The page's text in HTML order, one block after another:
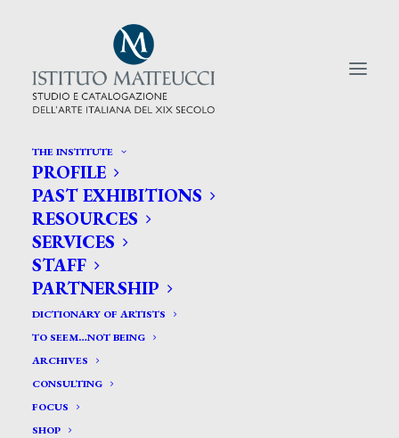
THE INSTITUTE
PROFILE
PAST EXHIBITIONS
RESOURCES
SERVICES
STAFF
PARTNERSHIP
DICTIONARY OF ARTISTS
TO SEEM…NOT BEING
ARCHIVES
CONSULTING
FOCUS
SHOP
CERCA TRA GLI ARTISTI:
Search
for:
Gaibazzi Giovanni*